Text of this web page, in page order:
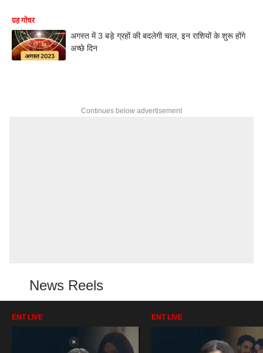
ग्रह गोचर
अगस्त में 3 बड़े ग्रहों की बदलेगी चाल, इन राशियों के शुरू होंगे
अच्छे दिन
Continues below advertisement
News Reels
ENT LIVE ENT LIVE